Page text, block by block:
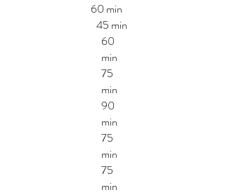
60 min
45 min
60
min
75
min
90
min
75
min
75
min